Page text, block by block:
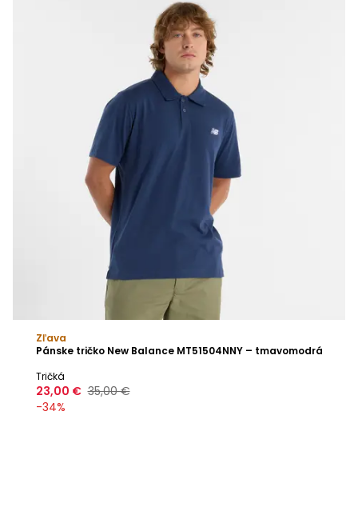
Zľava
Pánske tričko New Balance MT51504NNY – tmavomodrá
Tričká
23,00 € 35,00 €
-34%